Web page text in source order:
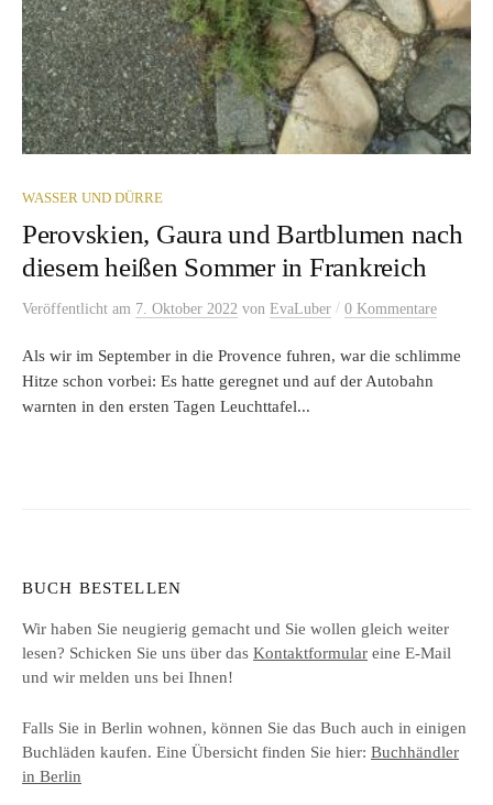
WASSER UND DÜRRE
Perovskien, Gaura und Bartblumen nach
diesem heißen Sommer in Frankreich
Veröffentlicht am 7. Oktober 2022 von EvaLuber / 0 Kommentare
Als wir im September in die Provence fuhren, war die schlimme
Hitze schon vorbei: Es hatte geregnet und auf der Autobahn
warnten in den ersten Tagen Leuchttafel...
BUCH BESTELLEN
Wir haben Sie neugierig gemacht und Sie wollen gleich weiter
lesen? Schicken Sie uns über das Kontaktformular eine E-Mail
und wir melden uns bei Ihnen!
Falls Sie in Berlin wohnen, können Sie das Buch auch in einigen
Buchläden kaufen. Eine Übersicht finden Sie hier: Buchhändler
in Berlin